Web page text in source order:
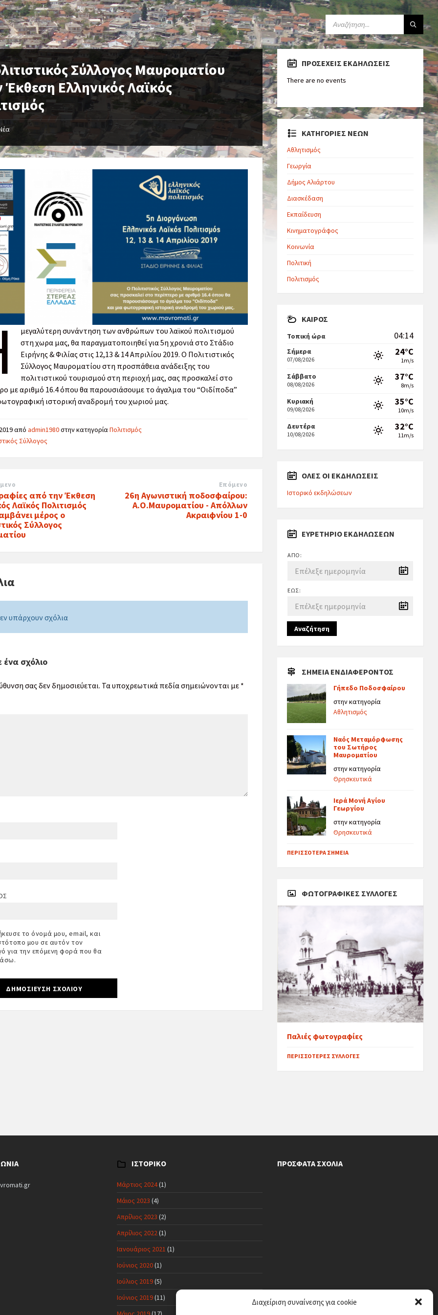
Διαχείριση συναίνεσης για cookie
Σύλλογος Μαυροματίου
Έκθεση Ελληνικός Λαϊκός
μεγαλύτερη συνάντηση των ανθρώπων του λαϊκού πολιτισμού
στη χωρα μας, θα παραγματοποιηθεί για 5η χρονιά στο Στάδιο
Ειρήνης & Φιλίας στις 12,13 & 14 Απριλίου 2019. Ο Πολιτιστικός
Σύλλογος Μαυροματίου στη προσπάθεια ανάδειξης του
πολιτιστικού τουρισμού στη περιοχή μας, σας προσκαλεί στο
με αριθμό 16.4 όπου θα παρουσιάσουμε το άγαλμα του “Οιδίποδα”
ιστορική αναδρομή του χωριού μας.
απόadmin1980στην κατηγορίαΠολιτισμός
Σύλλογος
από την Έκθεση
Λαϊκός Πολιτισμός
μέρος ο
Σύλλογος
Επόμενο
26η Αγωνιστική ποδοσφαίρου:
Α.Ο.Μαυροματίου - Απόλλων
Ακραιφνίου 1-0
υπάρχουν σχόλια
σχόλιο
σας δεν δημοσιεύεται. Τα υποχρεωτικά πεδία σημειώνονται με *
το όνομά μου, email, και
μου σε αυτόν τον
για την επόμενη φορά που θα
ΠΡΟΣΕΧΕΊΣ ΕΚΔΗΛΏΣΕΙΣ
There are no events
ΚΑΤΗΓΟΡΙΕΣ ΝΕΩΝ
Αθλητισμός
Γεωργία
Δήμος Αλιάρτου
Διασκέδαση
Εκπαίδευση
Κινηματογράφος
Κοινωνία
Πολιτική
Πολιτισμός
ΚΑΙΡΌΣ
Τοπική ώρα 04:14
Σήμερα
07/08/2026
24°C
1m/s
Σάββατο
08/08/2026
37°C
8m/s
Κυριακή
09/08/2026
35°C
10m/s
Δευτέρα
10/08/2026
32°C
11m/s
ΟΛΕΣ ΟΙ ΕΚΔΗΛΩΣΕΙΣ
Ιστορικό εκδηλώσεων
ΕΥΡΕΤΉΡΙΟ ΕΚΔΗΛΏΣΕΩΝ
ΑΠΌ:
ΈΩΣ:
Αναζήτηση
ΣΗΜΕΊΑ ΕΝΔΙΑΦΈΡΟΝΤΟΣ
Γήπεδο Ποδοσφαίρου
στην κατηγορία
Αθλητισμός
Ναός Μεταμόρφωσης
του Σωτήρος
Μαυροματίου
στην κατηγορία
Θρησκευτικά
Ιερά Μονή Αγίου
Γεωργίου
στην κατηγορία
Θρησκευτικά
ΠΕΡΙΣΣΌΤΕΡΑ ΣΗΜΕΊΑ
ΦΩΤΟΓΡΑΦΙΚΈΣ ΣΥΛΛΟΓΈΣ
Παλιές φωτογραφίες
ΠΕΡΙΣΣΌΤΕΡΕΣ ΣΥΛΛΟΓΈΣ
ΙΣΤΟΡΙΚΌ
Μάρτιος 2024(1)
Μάιος 2023 (4)
Απρίλιος 2023 (2)
Απρίλιος 2022(1)
Ιανουάριος 2021 (1)
Ιούνιος 2020(1)
Ιούλιος 2019(5)
Ιούνιος 2019(11)
ΠΡΌΣΦΑΤΑ ΣΧΌΛΙΑ